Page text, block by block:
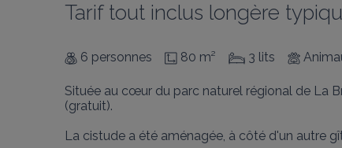
Tarif tout inclus longère
6 personnes 80 m² 3 lits
Située au cœur du parc naturel régional de La
(gratuit).
La cistude a été aménagée, à côté d'un autre